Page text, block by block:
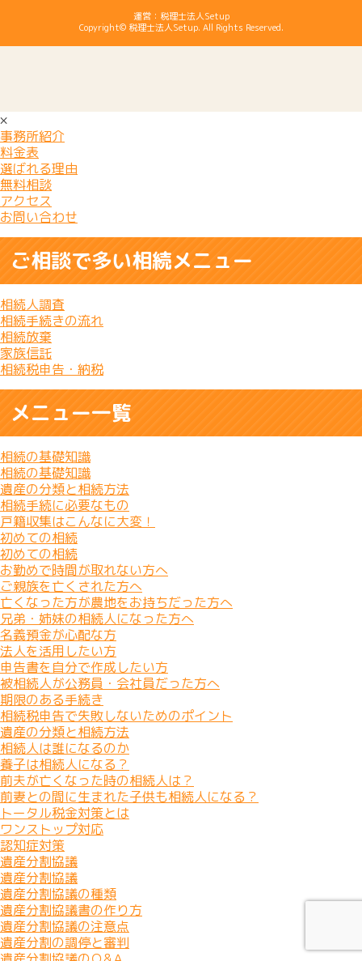
運営：税理士法人Setup
Copyright© 税理士法人Setup. All Rights Reserved.
×
事務所紹介
料金表
選ばれる理由
無料相談
アクセス
お問い合わせ
ご相談で多い相続メニュー
相続人調査
相続手続きの流れ
相続放棄
家族信託
相続税申告・納税
メニュー一覧
相続の基礎知識
相続の基礎知識
遺産の分類と相続方法
相続手続に必要なもの
戸籍収集はこんなに大変！
初めての相続
初めての相続
お勤めで時間が取れない方へ
ご親族を亡くされた方へ
亡くなった方が農地をお持ちだった方へ
兄弟・姉妹の相続人になった方へ
名義預金が心配な方
法人を活用したい方
申告書を自分で作成したい方
被相続人が公務員・会社員だった方へ
期限のある手続き
相続税申告で失敗しないためのポイント
遺産の分類と相続方法
相続人は誰になるのか
養子は相続人になる？
前夫が亡くなった時の相続人は？
前妻との間に生まれた子供も相続人になる？
トータル税金対策とは
ワンストップ対応
認知症対策
遺産分割協議
遺産分割協議
遺産分割協議の種類
遺産分割協議書の作り方
遺産分割協議の注意点
遺産分割の調停と審判